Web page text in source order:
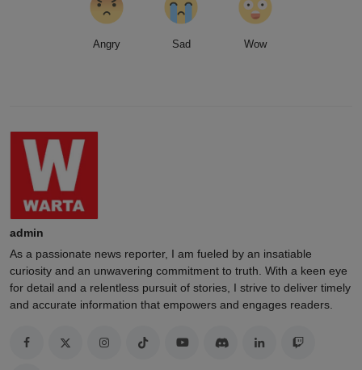
Angry Sad Wow
admin
As a passionate news reporter, I am fueled by an insatiable
curiosity and an unwavering commitment to truth. With a keen eye
for detail and a relentless pursuit of stories, I strive to deliver timely
and accurate information that empowers and engages readers.